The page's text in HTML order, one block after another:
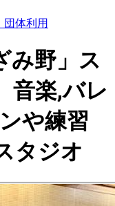
体利用
み野」ス
楽,バレ
や練習
タジオ